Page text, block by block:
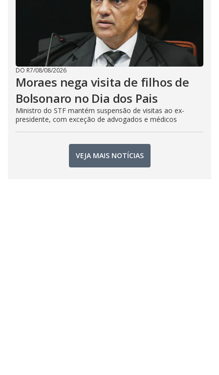
DO R7/08/08/2026
Moraes nega visita de filhos de
Bolsonaro no Dia dos Pais
Ministro do STF mantém suspensão de visitas ao ex-
presidente, com exceção de advogados e médicos
VEJA MAIS NOTÍCIAS